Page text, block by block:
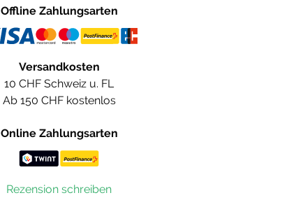
Offline Zahlungsarten
Versandkosten
10 CHF Schweiz u. FL
Ab 150 CHF kostenlos
Online Zahlungsarten
Rezension schreiben